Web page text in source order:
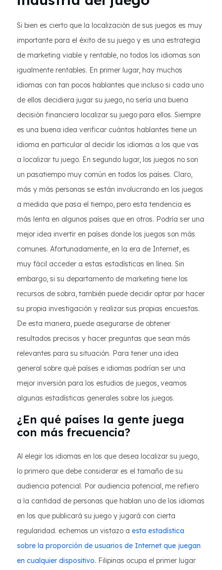
Si bien es cierto que la localización de sus juegos es muy
importante para el éxito de su juego y es una estrategia
de marketing viable y rentable, no todos los idiomas son
igualmente rentables. En primer lugar, hay muchos
idiomas con tan pocos hablantes que incluso si cada uno
de ellos decidiera jugar su juego, no sería una buena
decisión financiera localizar su juego para ellos. Siempre
es una buena idea verificar cuántos hablantes tiene un
idioma en particular al decidir los idiomas a los que vas
a localizar tu juego. En segundo lugar, los juegos no son
un pasatiempo muy común en todos los países. Claro,
más y más personas se están involucrando en los juegos
a medida que pasa el tiempo, pero esta tendencia es
más lenta en algunos países que en otros. Podría ser una
mejor idea invertir en países donde los juegos son más
comunes. Afortunadamente, en la era de Internet, es
muy fácil acceder a estas estadísticas en línea. Sin
embargo, si su departamento de marketing tiene los
recursos de sobra, también puede decidir optar por hacer
su propia investigación y realizar sus propias encuestas.
De esta manera, puede asegurarse de obtener
resultados precisos y hacer preguntas que sean más
relevantes para su situación. Para tener una idea
general sobre qué países e idiomas podrían ser una
mejor inversión para los estudios de juegos, veamos
algunas estadísticas generales sobre los juegos.
¿En qué países la gente juega
con más frecuencia?
Al elegir los idiomas en los que desea localizar su juego,
lo primero que debe considerar es el tamaño de su
audiencia potencial. Por audiencia potencial, me refiero
a la cantidad de personas que hablan uno de los idiomas
en los que publicará su juego y jugará con cierta
regularidad. echemos un vistazo a esta estadística
sobre la proporción de usuarios de Internet que juegan
en cualquier dispositivo. Filipinas ocupa el primer lugar